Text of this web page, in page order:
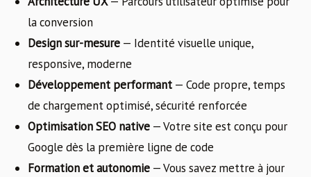
la conversion
Design sur-mesure — Identité visuelle unique,
responsive, moderne
Développement performant — Code propre, temps
de chargement optimisé, sécurité renforcée
Optimisation SEO native — Votre site est conçu pour
Google dès la première ligne de code
Formation et autonomie — Vous savez mettre à jour